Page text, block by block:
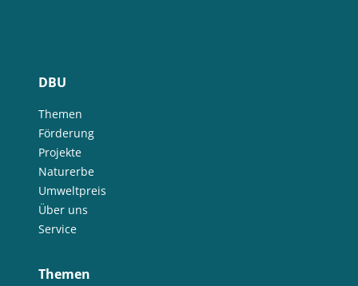
DBU
Themen
Förderung
Projekte
Naturerbe
Umweltpreis
Über uns
Service
Themen